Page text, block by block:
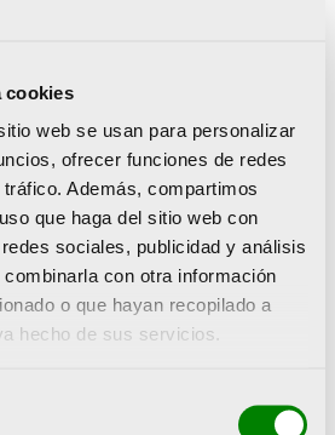
cookies
web se usan para personalizar
ofrecer funciones de redes
Además, compartimos
que haga del sitio web con
sociales, publicidad y análisis
con otra información
o que hayan recopilado a
hecho de sus servicios.
Delikia Sport, organizador de
creación de un piso tutelado en
esta ocasión el club ha abierto
la solidaridad, con
participe o no en la carrera. Por
a la venta unas pulseras que
‘JoDicProu’ (YoDigoBasta) a un
recaudado irá destinado a la